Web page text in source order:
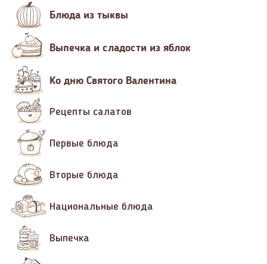
Блюда из тыквы
Выпечка и сладости из яблок
Ко дню Святого Валентина
Рецепты салатов
Первые блюда
Вторые блюда
Национальные блюда
Выпечка